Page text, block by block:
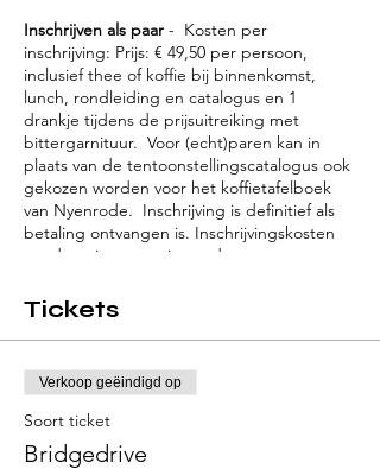
Inschrijven als paar - Kosten per
inschrijving: Prijs: € 49,50 per persoon,
inclusief thee of koffie bij binnenkomst,
lunch, rondleiding en catalogus en 1
drankje tijdens de prijsuitreiking met
bittergarnituur. Voor (echt)paren kan in
plaats van de tentoonstellingscatalogus ook
gekozen worden voor het koffietafelboek
van Nyenrode. Inschrijving is definitief als
betaling ontvangen is. Inschrijvingskosten
worden niet gerestitueerd.
Tickets
Verkoop geëindigd op
Soort ticket
Bridgedrive